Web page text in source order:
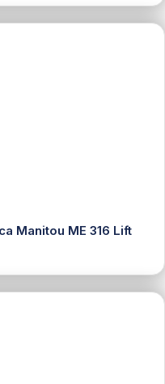
Manitou ME 316 Lift